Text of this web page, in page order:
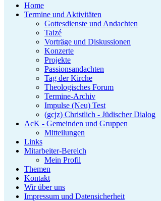
Home
Termine und Aktivitäten
Gottesdienste und Andachten
Taizé
Vorträge und Diskussionen
Konzerte
Projekte
Passionsandachten
Tag der Kirche
Theologisches Forum
Termine-Archiv
Impulse (Neu) Test
(gcjz) Christlich - Jüdischer Dialog
AcK - Gemeinden und Gruppen
Mitteilungen
Links
Mitarbeiter-Bereich
Mein Profil
Themen
Kontakt
Wir über uns
Impressum und Datensicherheit